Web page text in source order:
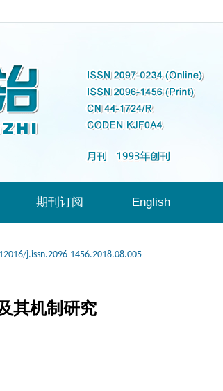
期刊订阅 English
j.issn.2096-1456.2018.08.005
其机制研究